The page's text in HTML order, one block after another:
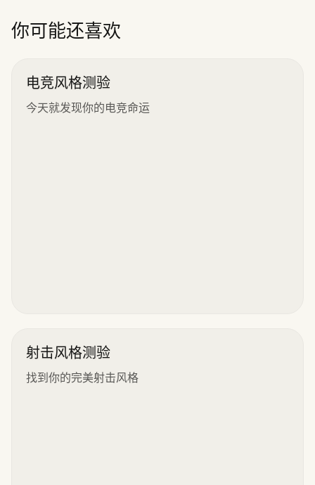
你可能还喜欢
电竞风格测验
今天就发现你的电竞命运
射击风格测验
找到你的完美射击风格